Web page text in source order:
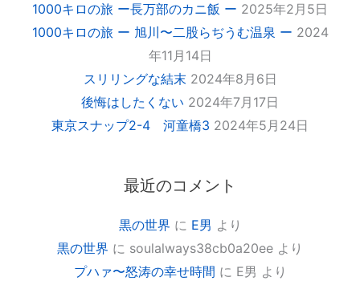
1000キロの旅 ー長万部のカニ飯 ー 2025年2月5日
1000キロの旅 ー 旭川〜二股らぢうむ温泉 ー 2024
年11月14日
スリリングな結末 2024年8月6日
後悔はしたくない 2024年7月17日
東京スナップ2-4 河童橋3 2024年5月24日
最近のコメント
黒の世界 に E男 より
黒の世界 に soulalways38cb0a20ee より
プハァ〜怒涛の幸せ時間 に E男 より